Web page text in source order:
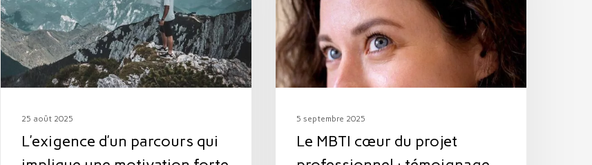
implique
une
motivation
forte
dans25 août 2025
L’exigence d’un parcours qui
projet
professionnel
:
témoignage
consultante
Acte
5 septembre 2025
Le MBTI cœur du projet